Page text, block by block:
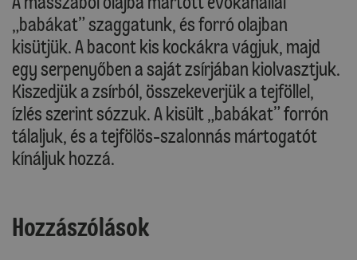
„babákat” szaggatunk, és forró olajban
kisütjük. A bacont kis kockákra vágjuk, majd
egy serpenyőben a saját zsírjában kiolvasztjuk.
Kiszedjük a zsírból, összekeverjük a tejföllel,
ízlés szerint sózzuk. A kisült „babákat” forrón
tálaljuk, és a tejfölös-szalonnás mártogatót
kínáljuk hozzá.
Hozzászólások